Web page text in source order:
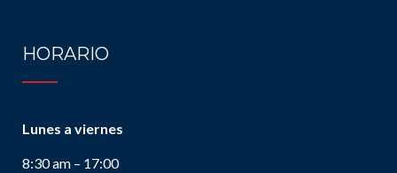
HORARIO
Lunes a viernes
8:30 am – 17:00